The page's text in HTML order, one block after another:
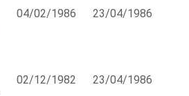
04/02/1986 23/04/1986
02/12/1982 23/04/1986